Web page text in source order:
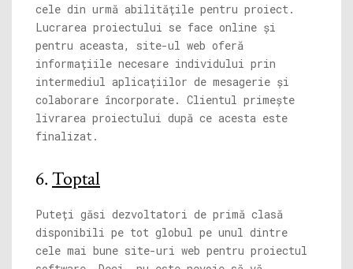
cele din urmă abilitățile pentru proiect.
Lucrarea proiectului se face online și
pentru aceasta, site-ul web oferă
informațiile necesare individului prin
intermediul aplicațiilor de mesagerie și
colaborare încorporate. Clientul primește
livrarea proiectului după ce acesta este
finalizat.
6.Toptal
Puteți găsi dezvoltatori de primă clasă
disponibili pe tot globul pe unul dintre
cele mai bune site-uri web pentru proiectul